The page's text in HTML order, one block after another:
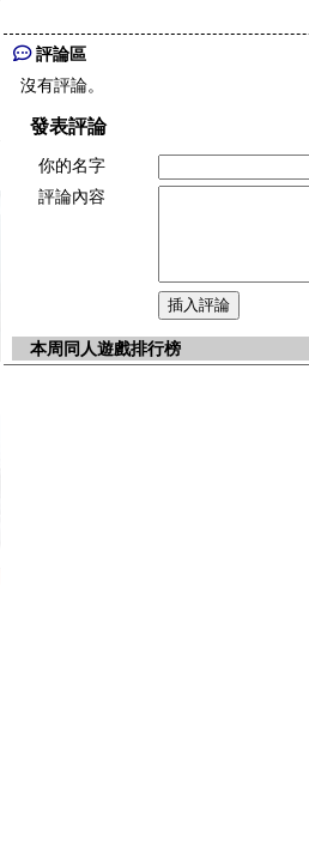
評論區
沒有評論。
發表評論
你的名字
評論內容
本周同人遊戲排行榜